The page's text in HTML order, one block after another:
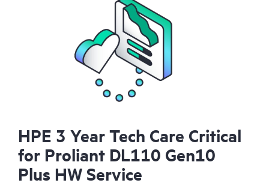
HPE 3 Year Tech Care Critical
for Proliant DL110 Gen10
Plus HW Service